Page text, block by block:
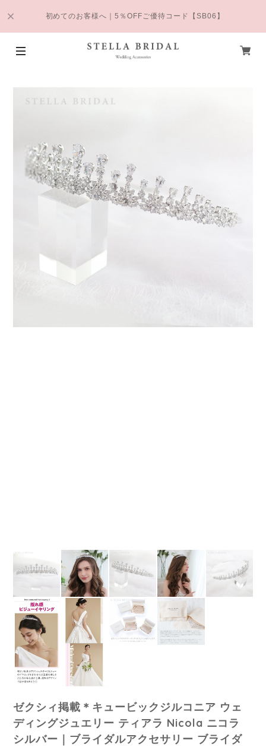
初めてのお客様へ｜5％OFFご優待コード【SB06】
ゼクシィ掲載＊キュービックジルコニア ウェ
ディングジュエリー ティアラ Nicola ニコラ
シルバー｜ブライダルアクセサリー ブライダ